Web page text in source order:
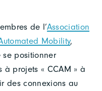
de l’Association
Mobility,
se positionner
à projets « CCAM » à
des connexions au